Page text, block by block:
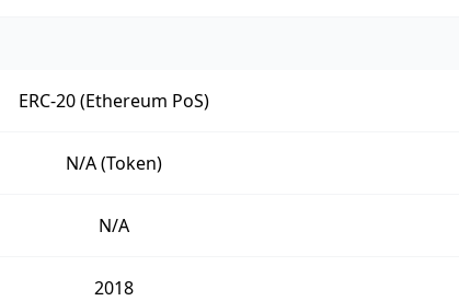
ERC-20 (Ethereum PoS)
N/A (Token)
N/A
2018